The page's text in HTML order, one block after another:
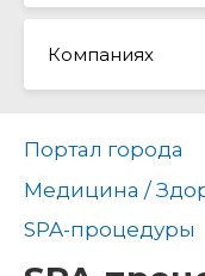
Компаниях
Портал города
Медицина /
SPA-процедуры